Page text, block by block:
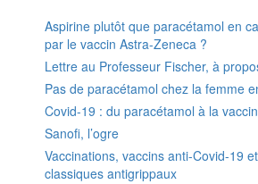
Aspirine plutôt que paracétamol en
par le vaccin Astra-Zeneca ?
Lettre au Professeur Fischer, à
Pas de paracétamol chez la femme
Covid-19 : du paracétamol à la
Sanofi, l’ogre
Vaccinations, vaccins anti-Covid-19
classiques antigrippaux